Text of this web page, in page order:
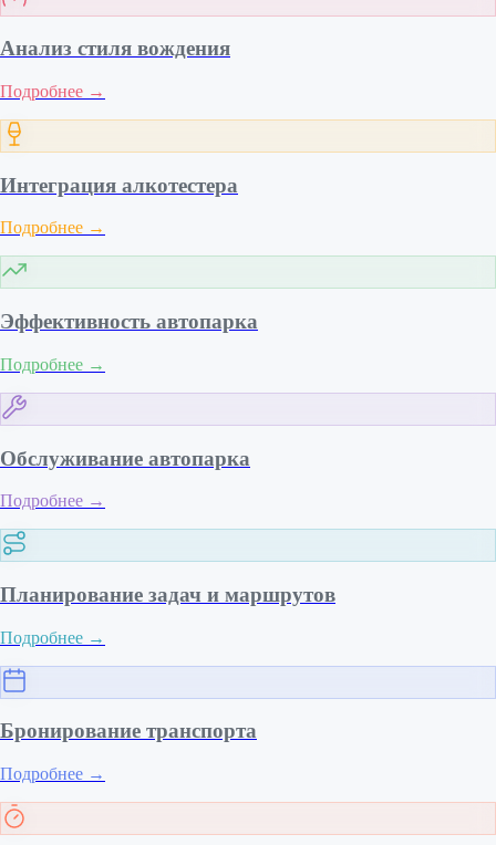
Анализ стиля вождения
Подробнее →
Интеграция алкотестера
Подробнее →
Эффективность автопарка
Подробнее →
Обслуживание автопарка
Подробнее →
Планирование задач и маршрутов
Подробнее →
Бронирование транспорта
Подробнее →